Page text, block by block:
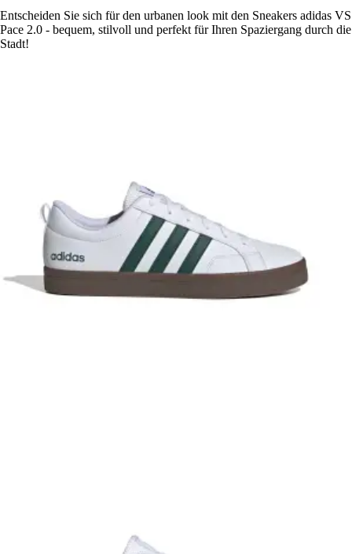
Entscheiden Sie sich für den urbanen look mit den Sneakers adidas VS
Pace 2.0 - bequem, stilvoll und perfekt für Ihren Spaziergang durch die
Stadt!